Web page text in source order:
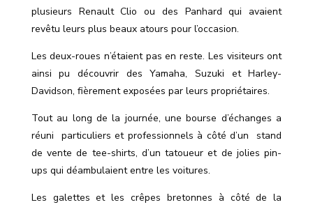
plusieurs Renault Clio ou des Panhard qui avaient
revêtu leurs plus beaux atours pour l’occasion.
Les deux-roues n’étaient pas en reste. Les visiteurs ont
ainsi pu découvrir des Yamaha, Suzuki et Harley-
Davidson, fièrement exposées par leurs propriétaires.
Tout au long de la journée, une bourse d’échanges a
réuni
particuliers et professionnels à côté d’un
stand
de vente de tee-shirts, d’un tatoueur et de jolies pin-
ups qui déambulaient entre les voitures.
Les galettes et les crêpes bretonnes à côté de la